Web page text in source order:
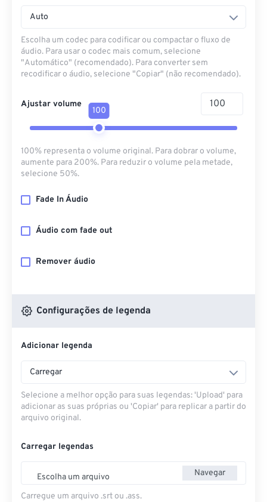
Auto
Escolha um codec para codificar ou compactar o fluxo de
áudio. Para usar o codec mais comum, selecione
"Automático" (recomendado). Para converter sem
recodificar o áudio, selecione "Copiar" (não recomendado).
Ajustar volume
100
100% representa o volume original. Para dobrar o volume,
aumente para 200%. Para reduzir o volume pela metade,
selecione 50%.
Fade In Áudio
Áudio com fade out
Remover áudio
Configurações de legenda
Adicionar legenda
Carregar
Selecione a melhor opção para suas legendas: 'Upload' para
adicionar as suas próprias ou 'Copiar' para replicar a partir do
arquivo original.
Carregar legendas
Escolha um arquivo Navegar
Carregue um arquivo .srt ou .ass.